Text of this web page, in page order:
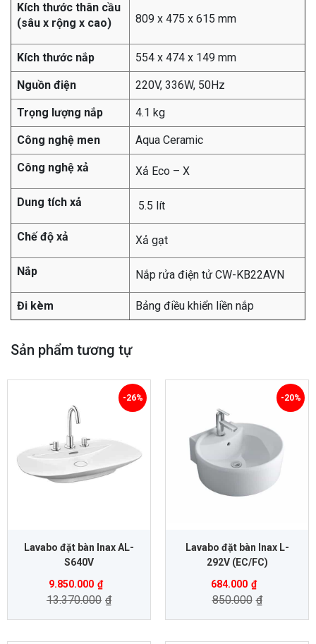
Kích thước thân cầu
(sâu x rộng x cao)
809 x 475 x 615 mm
Kích thước nắp 554 x 474 x 149 mm
Nguồn điện 220V, 336W, 50Hz
Trọng lượng nắp 4.1 kg
Công nghệ men Aqua Ceramic
Công nghệ xả Xả Eco – X
Dung tích xả 5.5 lít
Chế độ xả Xả gạt
Nắp Nắp rửa điện tử CW-KB22AVN
Đi kèm Bảng điều khiển liền nắp
Sản phẩm tương tự
Lavabo đặt bàn Inax AL-
S640V
9.850.000 ₫
13.370.000 ₫
-26%
Lavabo đặt bàn Inax L-
292V (EC/FC)
684.000 ₫
850.000 ₫
-20%